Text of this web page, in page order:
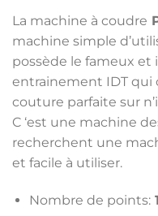
La machine à coudre
machine simple
possède le fameux
entrainement IDT qui
couture parfaite sur
C ‘est une machine
recherchent une
et facile à utiliser.
Nombre de points: